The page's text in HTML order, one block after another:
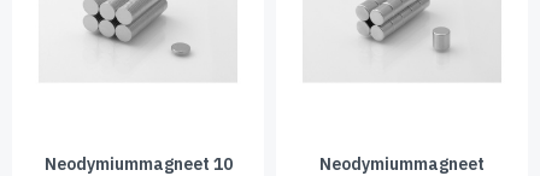
Neodymiummagneet 10
Neodymiummagneet